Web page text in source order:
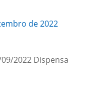
de 2022
2022 Dispensa